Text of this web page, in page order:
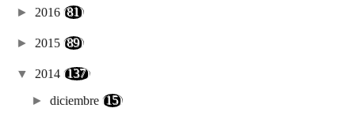
► 2016 (81)
► 2015 (89)
▼ 2014 (137)
►diciembre (15)